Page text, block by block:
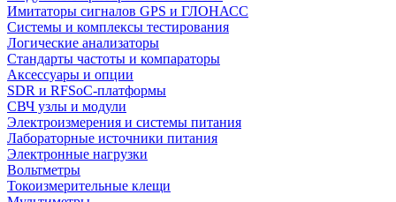
Имитаторы сигналов GPS и ГЛОНАСС
Системы и комплексы тестирования
Логические анализаторы
Стандарты частоты и компараторы
Аксессуары и опции
SDR и RFSoC‑платформы
СВЧ узлы и модули
Электроизмерения и системы питания
Лабораторные источники питания
Электронные нагрузки
Вольтметры
Токоизмерительные клещи